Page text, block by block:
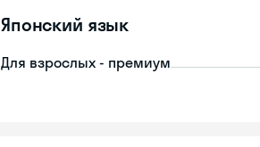
Японский язык
Для взрослых - премиум